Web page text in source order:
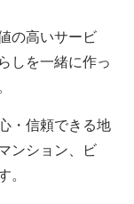
の高いサービ
しを一緒に作っ
・信頼できる地
ンション、ビ
。